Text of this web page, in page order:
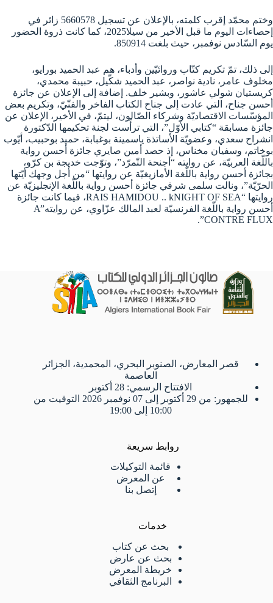
وختم محمّد إقرب كلمته، بالإعلان عن تسجيل 5660578 زائر في
إحصاءات اليوم ما قبل الأخير من سيلا2025، كما كانت ذروة الحضور
يوم السّادس نوفمبر، حيث بلغت 850914.
إلى ذلك، تمّ تكريم كتّاب وروائيّين وأدباء، هم عبد الحميد بورايو،
مخلوف عامر، نادية نواصر، عبد الحميد شكّيل، حبيبة محمدي،
كريستيان شولي عاشور، وبشير خلف. إضافة إلى الإعلان عن جائزة
أحسن جناح، التي عادت إلى جناح الكتاب الفاخر والفنّيّ، وتكريم بعض
المؤسّسات الاقتصاديّة وشركاء الصّالون، ليتمّ، في الأخير، الإعلان عن
جائزة مسابقة “كتابي الأوّل”، التي ترأّست لجنة تحكيمها الدّكتورة
انشراح سعدي، وعضويّة الأساتذة ياسمينة بوغبابة، حميد بوحبيب، أيّوب
بوخاتم، وسفيان مخناس، إذ حصد أمين صايري جائزة أحسن رواية
باللّغة العربيّة، عن روايته “أجنحة التّمرّد”، وتوّجت خديجة بن كرّو،
بجائزة أحسن رواية باللّغة الأمازيغيّة عن روايتها “من أجل وجهك أيّتها
الحرّيّة”، ونالت سلمى شرقي جائزة أحسن رواية باللّغة الإنجليزيّة عن
روايتها “RAIS HAMIDOU .. kNIGHT OF SEA، فيما كانت جائزة
أحسن رواية باللّغة الفرنسيّة لعبد المالك عزّاوي، عن روايته”A
CONTRE FLUX”.
قصر المعارض، الصنوبر البحري، المحمدية، الجزائر
العاصمة
الافتتاح الرسمي: 28 أكتوبر
للجمهور: من 29 أكتوبر إلى 07 نوفمبر 2026 التوقيت من
10:00 إلى 19:00
روابط سريعة
قائمة التوكيلات
عن المعرض
إتصل بنا
خدمات
بحث عن كتاب
بحث عن عارض
خريطة المعرض
البرنامج الثقافي